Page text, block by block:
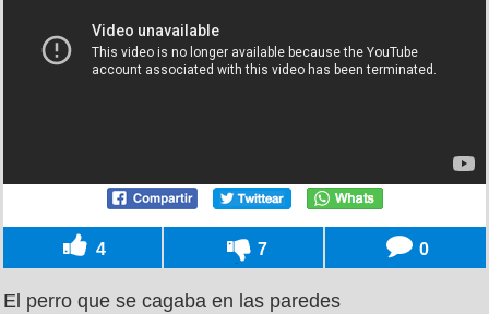
4 7 0
El perro que se cagaba en las paredes